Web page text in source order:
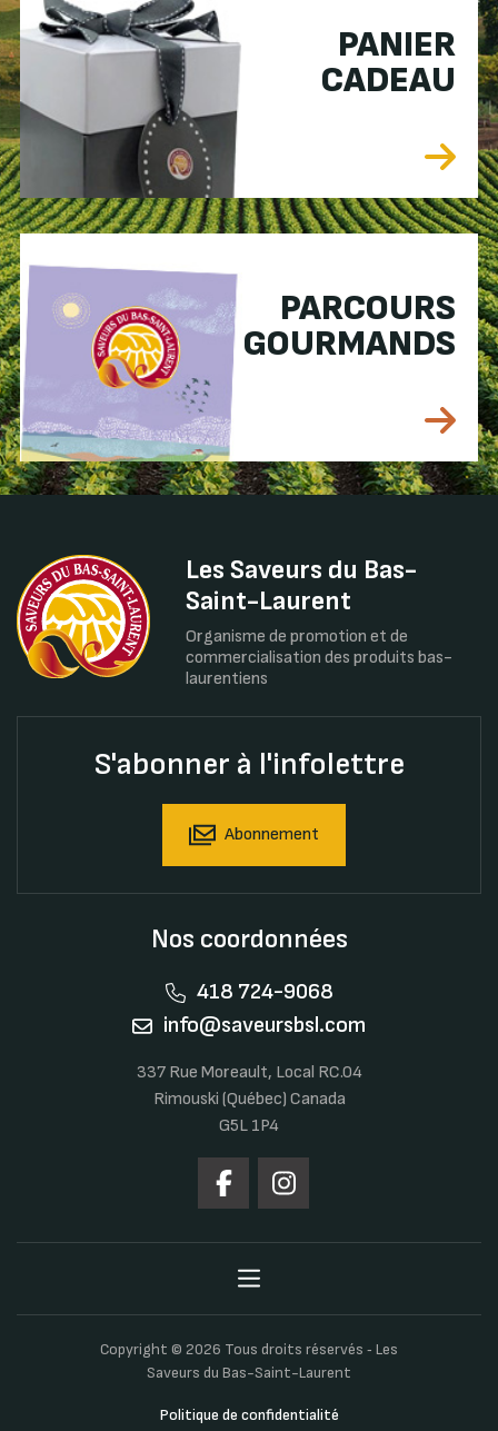
PANIER
CADEAU
PARCOURS
GOURMANDS
Les Saveurs du Bas-
Saint-Laurent
Organisme de promotion et de
commercialisation des produits bas-
laurentiens
S'abonner à l'infolettre
Abonnement
Nos coordonnées
418 724-9068
info@saveursbsl.com
337 Rue Moreault, Local RC.04
Rimouski (Québec) Canada
G5L 1P4
Copyright © 2026 Tous droits réservés ‐ Les
Saveurs du Bas-Saint-Laurent
Politique de confidentialité